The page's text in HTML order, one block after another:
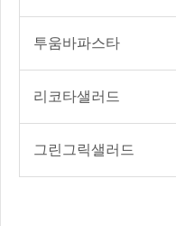
투움바파스타
리코타샐러드
그린그릭샐러드